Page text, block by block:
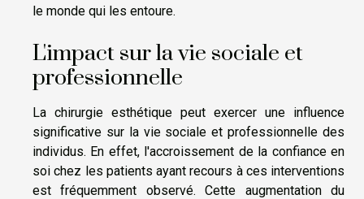
le monde qui les entoure.
L'impact sur la vie sociale et
professionnelle
La chirurgie esthétique peut exercer une influence
significative sur la vie sociale et professionnelle des
individus. En effet, l'accroissement de la confiance en
soi chez les patients ayant recours à ces interventions
est fréquemment observé. Cette augmentation du